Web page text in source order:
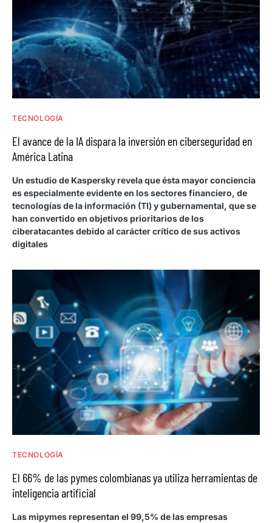
TECNOLOGÍA
El avance de la IA dispara la inversión en ciberseguridad en
América Latina
Un estudio de Kaspersky revela que ésta mayor conciencia
es especialmente evidente en los sectores financiero, de
tecnologías de la información (TI) y gubernamental, que se
han convertido en objetivos prioritarios de los
ciberatacantes debido al carácter crítico de sus activos
digitales
TECNOLOGÍA
El 66% de las pymes colombianas ya utiliza herramientas de
inteligencia artificial
Las mipymes representan el 99,5% de las empresas